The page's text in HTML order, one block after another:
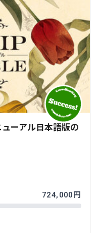
ューアル日本語版の
724,000円